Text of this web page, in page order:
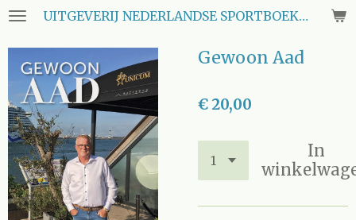
Ga
de
hoofdinhoud
UITGEVERIJ NEDERLANDSE SPORTBOEKEN CLUB
Gewoon Aad
€ 20,00
In